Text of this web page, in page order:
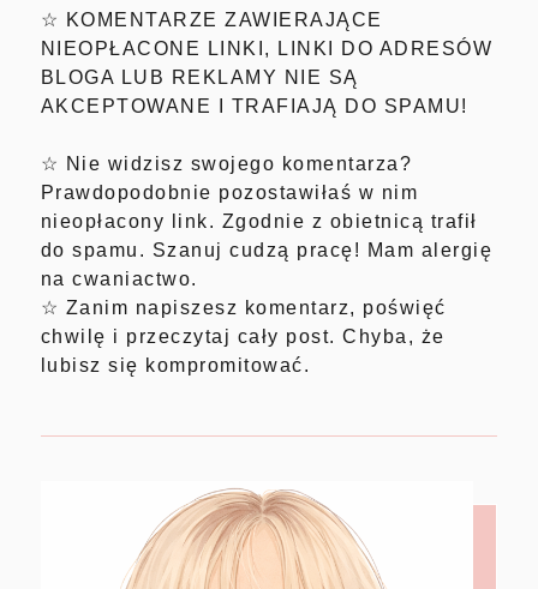
☆ KOMENTARZE ZAWIERAJĄCE
NIEOPŁACONE LINKI, LINKI DO ADRESÓW
BLOGA LUB REKLAMY NIE SĄ
AKCEPTOWANE I TRAFIAJĄ DO SPAMU!
☆ Nie widzisz swojego komentarza?
Prawdopodobnie pozostawiłaś w nim
nieopłacony link. Zgodnie z obietnicą trafił
do spamu. Szanuj cudzą pracę! Mam alergię
na cwaniactwo.
☆ Zanim napiszesz komentarz, poświęć
chwilę i przeczytaj cały post. Chyba, że
lubisz się kompromitować.